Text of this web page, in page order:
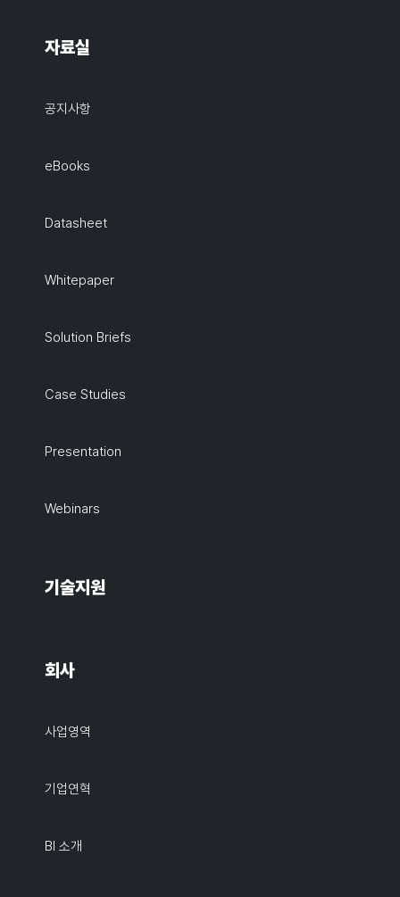
자료실
공지사항
eBooks
Datasheet
Whitepaper
Solution Briefs
Case Studies
Presentation
Webinars
기술지원
회사
사업영역
기업연혁
BI 소개